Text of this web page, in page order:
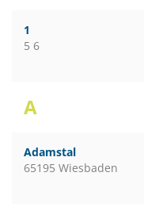
1
5 6
A
Adamstal
65195 Wiesbaden